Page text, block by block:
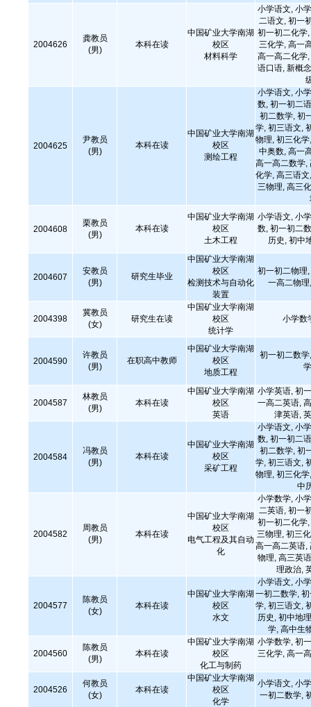
2004626
龚教员
(男)
本科在读
中国矿业大学南湖
校区
材料科学
小学语文, 小
二语文, 初一
初一初二化学
三化学, 高一
高一高二化学
语口语, 新概
2004625
尹教员
(男)
本科在读
中国矿业大学南湖
校区
测绘工程
小学语文, 小
数, 初一初二
初二数学, 初
学, 初三语文,
物理, 初三化
中奥数, 高一
高一高二数学,
化学, 高三语
三物理, 高三
2004608
栗教员
(男)
本科在读
中国矿业大学南湖
校区
土木工程
小学语文, 小
数, 初一初二
历史, 初中
2004607
安教员
(男)
研究生毕业
中国矿业大学南湖
校区
检测技术与自动化
装置
初一初二物理
一高二物
2004398
冀教员
(女)
研究生在读
中国矿业大学南湖
校区
统计学
小学数
2004590
许教员
(男)
在职高中教师
中国矿业大学南湖
校区
地质工程
初一初二数
2004587
林教员
(男)
本科在读
中国矿业大学南湖
校区
英语
小学英语, 初
一高二英语,
津英语,
2004584
冯教员
(男)
本科在读
中国矿业大学南湖
校区
采矿工程
小学语文, 小
数, 初一初二
初二数学, 初
学, 初三语文,
物理, 初三化
中
2004582
周教员
(男)
本科在读
中国矿业大学南湖
校区
电气工程及其自动
化
小学数学, 小
二英语, 初一
初一初二化学
三物理, 初三
高一高二英语,
物理, 高三英
理政治,
2004577
陈教员
(女)
本科在读
中国矿业大学南湖
校区
水文
小学语文, 小
一初二数学,
学, 初三语文,
历史, 初中地
学, 高中生
2004560
陈教员
(男)
本科在读
中国矿业大学南湖
校区
化工与制药
小学数学, 初
三化学, 高一
2004526
何教员
(女)
本科在读
中国矿业大学南湖
校区
化学
小学语文, 小
一初二数学,